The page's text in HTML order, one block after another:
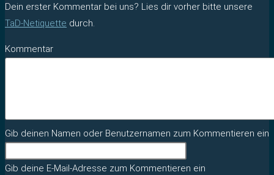
Dein erster Kommentar bei uns? Lies dir vorher bitte unsere
TaD-Netiquette durch.
Kommentar
Gib deinen Namen oder Benutzernamen zum Kommentieren ein
Gib deine E-Mail-Adresse zum Kommentieren ein